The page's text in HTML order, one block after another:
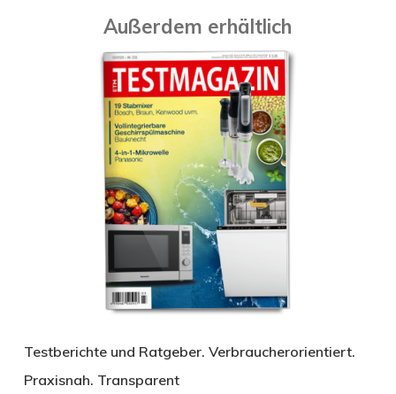
Außerdem erhältlich
Testberichte und Ratgeber. Verbraucherorientiert.
Praxisnah. Transparent